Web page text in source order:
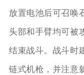
放置电池后可召唤
头部和手臂均可被
结束战斗。战斗时
链式机枪，并注意